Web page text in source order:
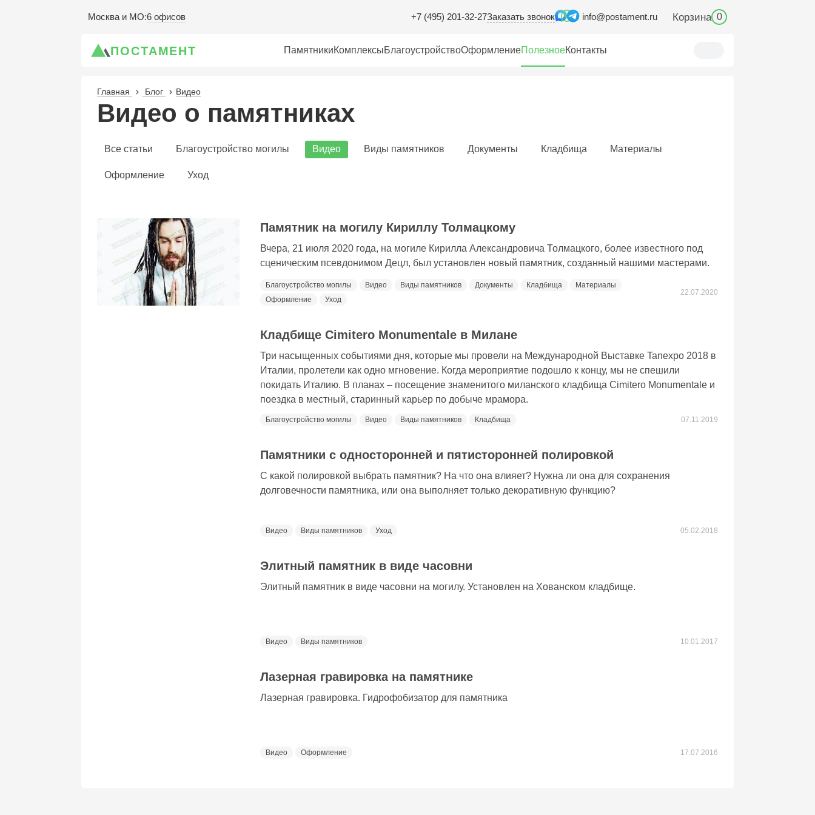
Москва и МО:6 офисов +7 (495) 201-32-27Заказать звонок info@postament.ru Корзина 0
ПОСТАМЕНТ ПамятникиКомплексыБлагоустройствоОформлениеПолезноеКонтакты
Главная Блог Видео
Видео о памятниках
Все статьи Благоустройство могилы Видео Виды памятников Документы Кладбища Материалы
Оформление Уход
Памятник на могилу Кириллу Толмацкому
Вчера, 21 июля 2020 года, на могиле Кирилла Александровича Толмацкого, более известного под
сценическим псевдонимом Децл, был установлен новый памятник, созданный нашими мастерами.
Благоустройство могилы Видео Виды памятников Документы Кладбища
Материалы
Оформление
Уход
22.07.2020
Кладбище Cimitero Monumentale в Милане
Три насыщенных событиями дня, которые мы провели на Международной Выставке Tanexpo 2018 в
Италии, пролетели как одно мгновение. Когда мероприятие подошло к концу, мы не спешили
покидать Италию. В планах – посещение знаменитого миланского кладбища Cimitero Monumentale и
поездка в местный, старинный карьер по добыче мрамора.
Благоустройство могилы Видео Виды памятников Кладбища 07.11.2019
Памятники с односторонней и пятисторонней полировкой
С какой полировкой выбрать памятник? На что она влияет? Нужна ли она для сохранения
долговечности памятника, или она выполняет только декоративную функцию?
Видео Виды памятников Уход 05.02.2018
Элитный памятник в виде часовни
Элитный памятник в виде часовни на могилу. Установлен на Хованском кладбище.
Видео Виды памятников 10.01.2017
Лазерная гравировка на памятнике
Лазерная гравировка. Гидрофобизатор для памятника
Видео Оформление 17.07.2016